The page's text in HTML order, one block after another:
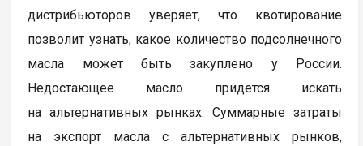
дистрибьюторов уверяет, что квотирование
позволит узнать, какое количество подсолнечного
масла может быть закуплено у России.
Недостающее масло придется искать
на альтернативных рынках. Суммарные затраты
на экспорт масла с альтернативных рынков,